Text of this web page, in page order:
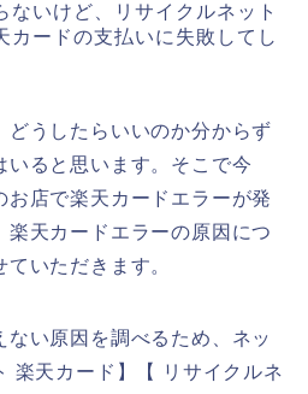
ないけど、リサイクルネット
カードの支払いに失敗してし
どうしたらいいのか分からず
いると思います。そこで今
お店で楽天カードエラーが発
天カードエラーの原因につ
いただきます。
ない原因を調べるため、ネッ
楽天カード】【 リサイクルネ